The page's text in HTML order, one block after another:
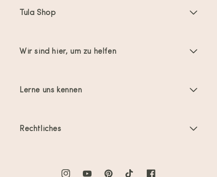
Tula Shop
Angebote & Aktionen
Wir sind hier, um zu helfen
Lerne uns kennen
Rechtliches